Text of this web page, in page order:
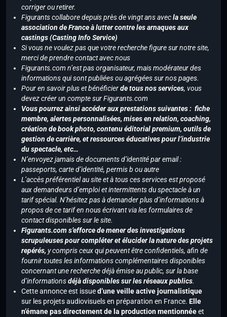
corriger ou retirer.
Figurants collabore depuis près de vingt ans avecla seule
association de France à lutter contre les arnaques aux
castings (Casting Info Service)
Si vous ne voulez pas que votre recherche figure sur notre site,
merci de prendre contact avec nous
Figurants.com n’est pas organisateur, mais modérateur des
informations qui sont publiées ou agrégées sur nos pages.
Pour en savoir plus et bénéficierde tous nos services, vous
devez créer un compte sur Figurants.com
Vous pourrez ainsi accéder aux prestations suivantes : fiche
membre, alertes personnalisées, mises en relation, coaching,
création de book photo, contenu éditorial premium, outils de
gestion de carrière, et ressources éducatives pour l’industrie
du spectacle, etc…
N’envoyez jamais de documents d’identité par email :
passeports, carte d’identité, permis b ou autre
L’accès préférentiel au site et à tous ces services est proposé
aux demandeurs d’emploi et intermittents du spectacle à un
tarif spécial. N’hésitez pas à demander plus d’informations à
propos de ce tarif en nous écrivant via les formulaires de
contact disponibles sur le site.
Figurants.com s’efforce de mener des investigations
scrupuleuses pour compléter et élucider la nature des projets
repérés, y compris ceux qui peuvent être confidentiels, afin de
fournir toutes les informations complémentaires disponibles
concernant une recherche déjà émise au public, sur la base
d’informationsdéjà disponibles sur les réseaux publics.
Cette annonce est issued’une veille active journalistique
sur les projets audiovisuels en préparation en France. Elle
n’émane pas directement de la production mentionnéeet